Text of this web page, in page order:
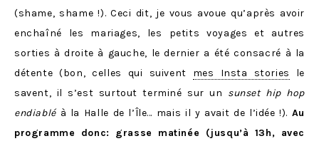
(shame, shame !). Ceci dit, je vous avoue qu’après avoir
enchaîné les mariages, les petits voyages et autres
sorties à droite à gauche, le dernier a été consacré à la
détente (bon, celles qui suivent mes Insta stories
le
savent, il s’est surtout terminé sur un sunset hip hop
endiabléà la Halle de l’Île… mais il y avait de l’idée !). Au
programme donc: grasse matinée (jusqu’à 13h, avec